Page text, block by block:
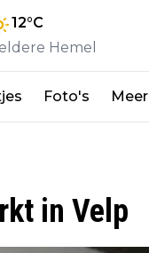
12°C
Hemel
Foto's Meer
in Velp